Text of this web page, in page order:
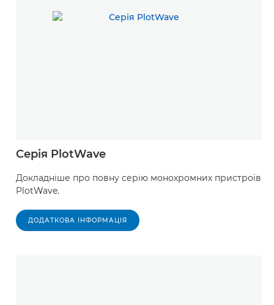
Серія PlotWave
Докладніше про повну серію монохромних пристроїв
PlotWave.
ДОДАТКОВА ІНФОРМАЦІЯ